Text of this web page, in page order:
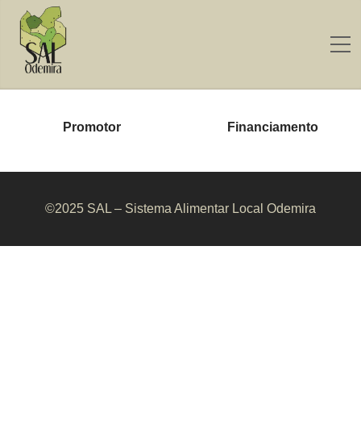
Promotor Financiamento
©2025 SAL – Sistema Alimentar Local Odemira